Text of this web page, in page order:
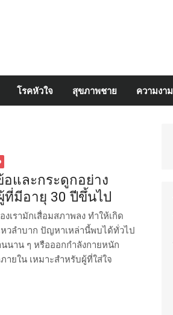
โรคหัวใจ สุขภาพชาย ความงาม
และกระดูกอย่าง
มีอายุ 30 ปีขึ้นไป
เรามักเสื่อมสภาพลง ทำให้เกิด
วลำบาก ปัญหาเหล่านี้พบได้ทั่วไป
นาน ๆ หรือออกกำลังกายหนัก
ยใน เหมาะสำหรับผู้ที่ใส่ใจ